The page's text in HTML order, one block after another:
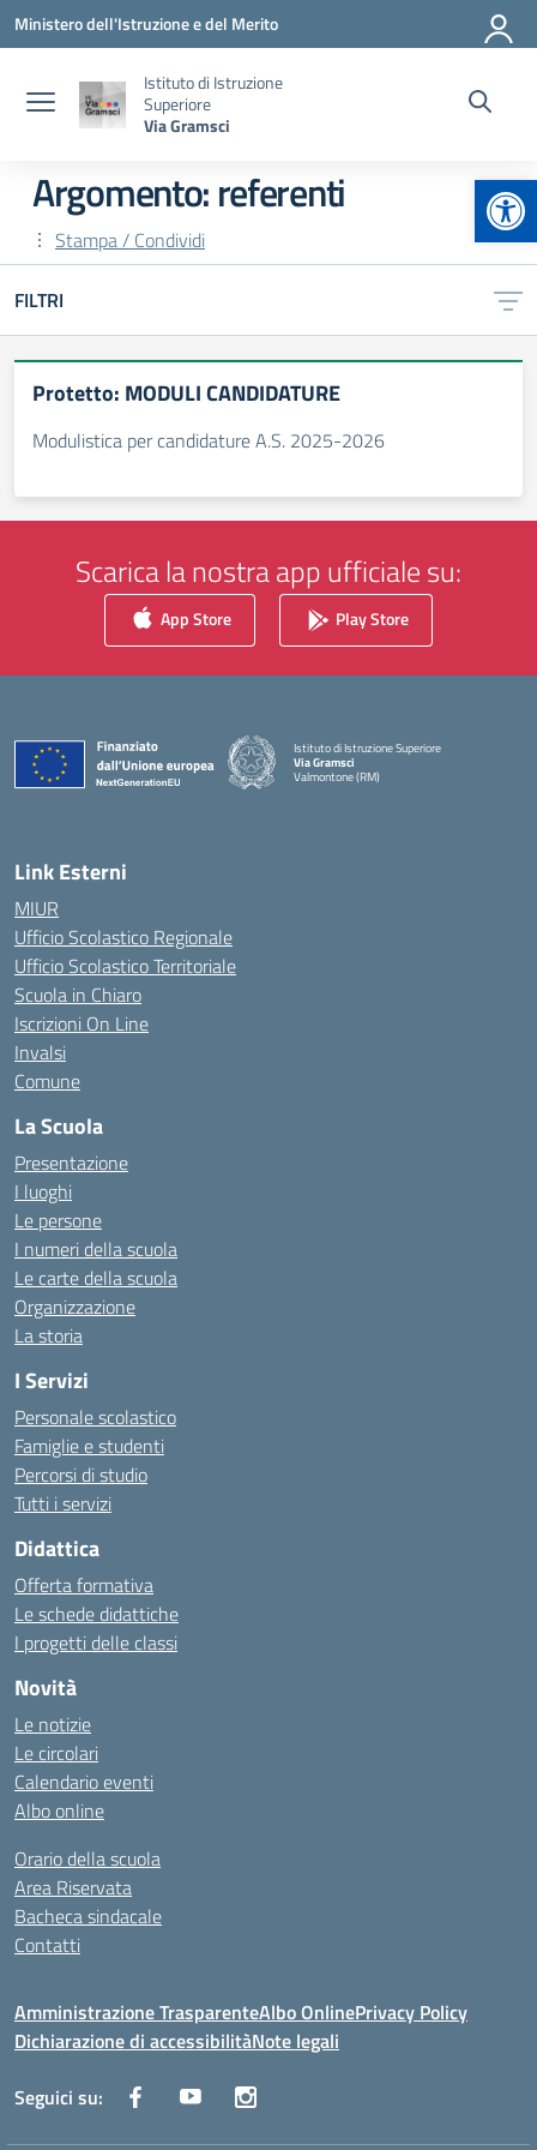
Vai ai contenuti
Vai al menu di navigazione
Vai al footer
Ministero dell'Istruzione e del Merito
Istituto di Istruzione
Superiore
Via Gramsci
Argomento: referenti
Stampa / Condividi
FILTRI
Protetto: MODULI CANDIDATURE
Modulistica per candidature A.S. 2025-2026
Scarica la nostra app ufficiale su:
App Store Play Store
Istituto di Istruzione Superiore
Via Gramsci
Valmontone (RM)
Link Esterni
MIUR
Ufficio Scolastico Regionale
Ufficio Scolastico Territoriale
Scuola in Chiaro
Iscrizioni On Line
Invalsi
Comune
La Scuola
Presentazione
I luoghi
Le persone
I numeri della scuola
Le carte della scuola
Organizzazione
La storia
I Servizi
Personale scolastico
Famiglie e studenti
Percorsi di studio
Tutti i servizi
Didattica
Offerta formativa
Le schede didattiche
I progetti delle classi
Novità
Le notizie
Le circolari
Calendario eventi
Albo online
Orario della scuola
Area Riservata
Bacheca sindacale
Contatti
Amministrazione TrasparenteAlbo OnlinePrivacy Policy
Dichiarazione di accessibilitàNote legali
Seguici su: